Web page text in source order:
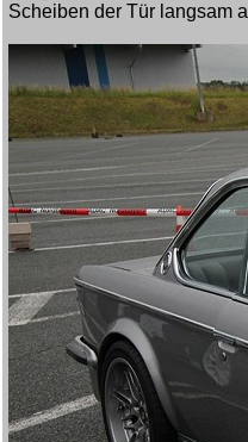
Scheiben der Tür langsam